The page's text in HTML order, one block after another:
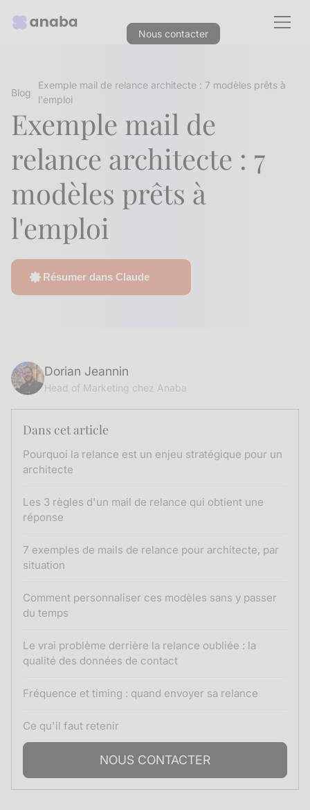
Nous contacter
Blog
Exemple mail de relance architecte : 7 modèles prêts à
l'emploi
Exemple mail de
relance architecte : 7
modèles prêts à
l'emploi
Résumer dans Claude
Dorian Jeannin
Head of Marketing chez Anaba
Dans cet article
Pourquoi la relance est un enjeu stratégique pour un
architecte
Les 3 règles d'un mail de relance qui obtient une
réponse
7 exemples de mails de relance pour architecte, par
situation
Comment personnaliser ces modèles sans y passer
du temps
Le vrai problème derrière la relance oubliée : la
qualité des données de contact
Fréquence et timing : quand envoyer sa relance
Ce qu'il faut retenir
NOUS CONTACTER